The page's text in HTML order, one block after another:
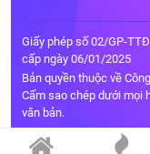
Giấy phép số 02/GP-
cấp ngày 06/01/2025
Bản quyền thuộc về
Cấm sao chép dưới mọi
văn bản.